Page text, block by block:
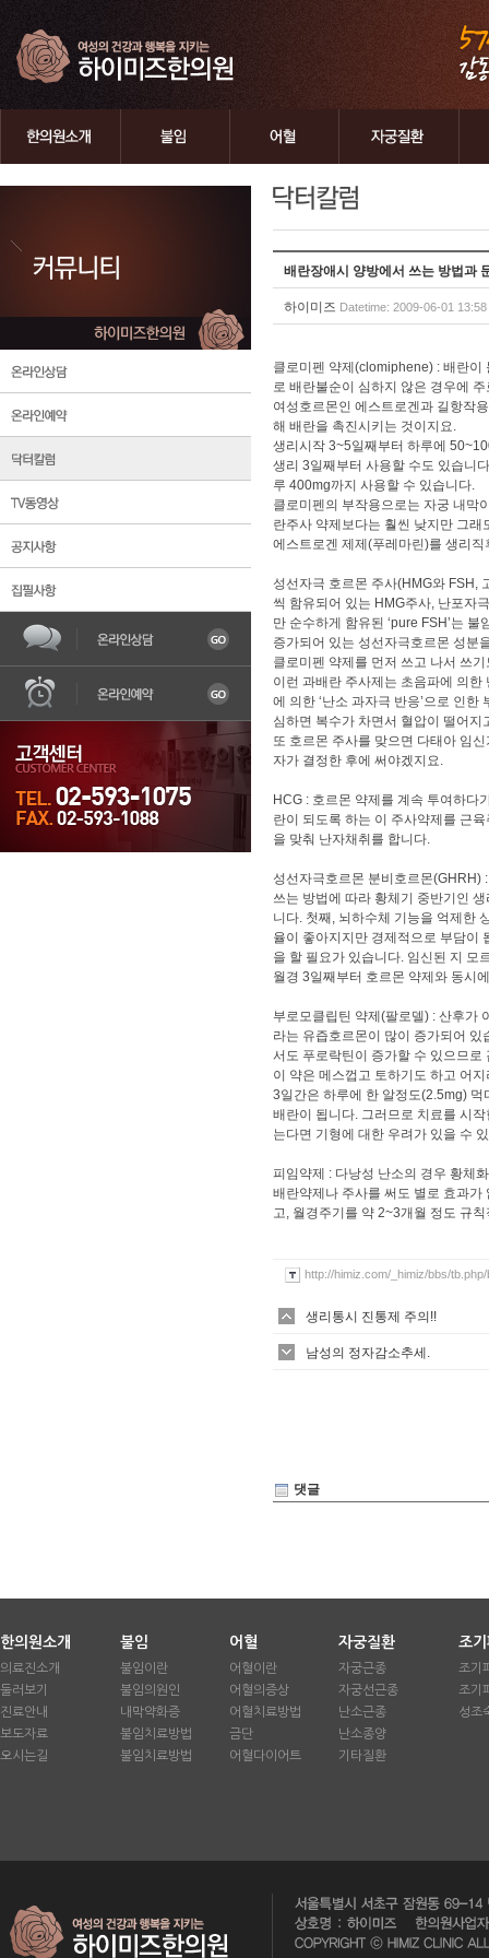
한의원소개 자궁질환 조
배란장애시 양방에서 쓰는 방법과
하이미즈 Datetime: 2009-06-01 13:58
클로미펜 약제(clomiphene) : 배란이
로 배란불순이 심하지 않은 경우에
여성호르몬인 에스트로겐과 길항작
해 배란을 촉진시키는 것이지요.
생리시작 3~5일째부터 하루에
생리 3일째부터 사용할 수도 있습니
루 400mg까지 사용할 수 있습니다.
클로미펜의 부작용으로는 자궁 내막
란주사 약제보다는 훨씬 낮지만 그
에스트로겐 제제(푸레마린)를 생리
성선자극 호르몬 주사(HMG와 FSH,
씩 함유되어 있는 HMG주사, 난포자
만 순수하게 함유된 ‘pure FSH’는
증가되어 있는 성선자극호르몬 성분
클로미펜 약제를 먼저 쓰고 나서 쓰
이런 과배란 주사제는 초음파에 의
에 의한 ‘난소 과자극 반응’으로 인
심하면 복수가 차면서 혈압이 떨어지
또 호르몬 주사를 맞으면 다태아 임
자가 결정한 후에 써야겠지요.
HCG : 호르몬 약제를 계속 투여하다
란이 되도록 하는 이 주사약제를 근
을 맞춰 난자채취를 합니다.
성선자극호르몬 분비호르몬(GHRH)
쓰는 방법에 따라 황체기 중반기인
니다. 첫째, 뇌하수체 기능을 억제한
율이 좋아지지만 경제적으로 부담이
을 할 필요가 있습니다. 임신된 지 모
월경 3일째부터 호르몬 약제와 동시
부로모클립틴 약제(팔로델) : 산후가
라는 유즙호르몬이 많이 증가되어
서도 푸로락틴이 증가할 수 있으므로
이 약은 메스껍고 토하기도 하고 어
3일간은 하루에 한 알정도(2.5mg)
배란이 됩니다. 그러므로 치료를 시
는다면 기형에 대한 우려가 있을 수
피임약제 : 다낭성 난소의 경우 황체
배란약제나 주사를 써도 별로 효과가
고, 월경주기를 약 2~3개월 정도 규
http://himiz.com/_himiz/bbs/
생리통시 진통제 주의!!
남성의 정자감소추세.
댓글
한의원소개
의료진소개
둘러보기
진료안내
보도자료
오시는길
불임
불임이란
불임의원인
내막약화증
불임치료방법
불임치료방법
어혈
어혈이란
어혈의증상
어혈치료방법
금단
어혈다이어트
자궁질환
자궁근종
자궁선근종
난소근종
난소종양
기타질환
조
조기
조기
성조